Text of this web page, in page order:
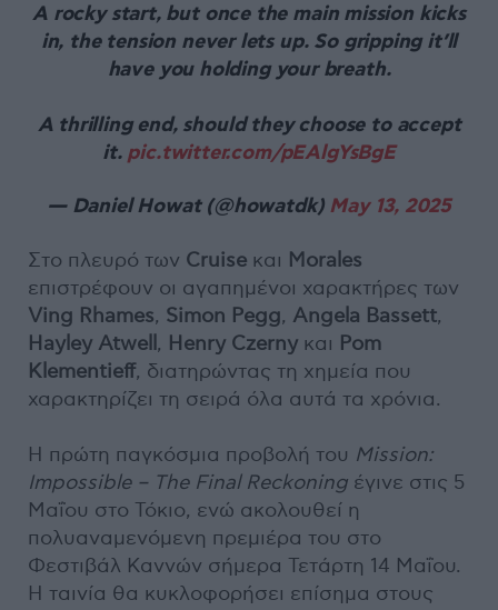
A rocky start, but once the main mission kicks
in, the tension never lets up. So gripping it’ll
have you holding your breath.
A thrilling end, should they choose to accept
it. pic.twitter.com/pEAlgYsBgE
— Daniel Howat (@howatdk) May 13, 2025
Στο πλευρό των Cruise και Morales
επιστρέφουν οι αγαπημένοι χαρακτήρες των
Ving Rhames, Simon Pegg, Angela Bassett,
Hayley Atwell, Henry Czerny και Pom
Klementieff, διατηρώντας τη χημεία που
χαρακτηρίζει τη σειρά όλα αυτά τα χρόνια.
Η πρώτη παγκόσμια προβολή του Mission:
Impossible – The Final Reckoning έγινε στις 5
Μαΐου στο Τόκιο, ενώ ακολουθεί η
πολυαναμενόμενη πρεμιέρα του στο
Φεστιβάλ Καννών σήμερα Τετάρτη 14 Μαΐου.
Η ταινία θα κυκλοφορήσει επίσημα στους